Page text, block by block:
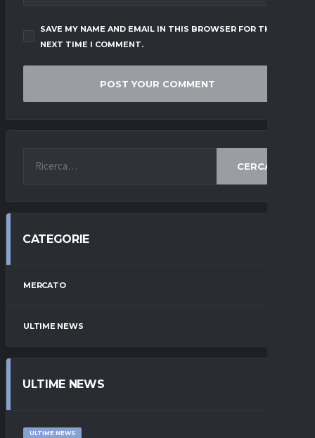
SAVE MY NAME AND EMAIL IN THIS BROWSER FOR THE
NEXT TIME I COMMENT.
CERCA
CATEGORIE
MERCATO
ULTIME NEWS
ULTIME NEWS
ULTIME NEWS